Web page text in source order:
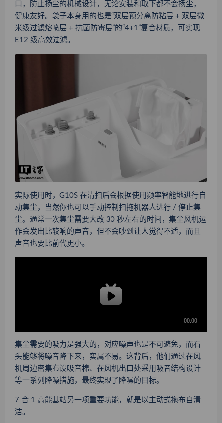
口，防止扬尘的机械设计，无论安装和取下都不会扬尘，
健康友好。袋子本身用的也是“双层预分离防粘层 + 双层微
米级过滤熔喷层 + 抗菌防霉层”的“4+1”复合材质，可实现
E12 级高效过滤。
实际使用时，G10S 在清扫后会根据使用频率智能地进行自
动集尘，当然你也可以手动控制扫拖机器人进行 / 停止集
尘。通常一次集尘需要大改 30 秒左右的时间，集尘风机运
作会发出比较响的声音，但不会吵到让人觉得不适，而且
声音也要比前代更小。
集尘需要的吸力是强大的，对应噪声也是不可避免，而石
头能够将噪音降下来，实属不易。这背后，他们通过在风
机周边密集布设吸音棉、在风机出口处采用吸音结构设计
等一系列降噪措施，最终实现了降噪的目标。
7 合 1 高能基站另一项重要功能， 就是以主动式拖布自清
洁。